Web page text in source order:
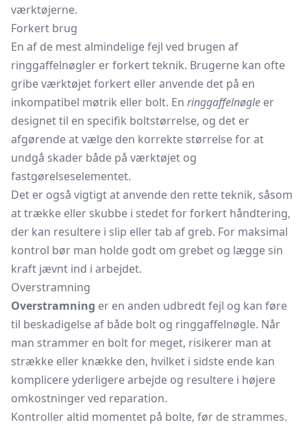
værktøjerne.
Forkert brug
En af de mest almindelige fejl ved brugen af
ringgaffelnøgler er forkert teknik. Brugerne kan ofte
gribe værktøjet forkert eller anvende det på en
inkompatibel møtrik eller bolt. En ringgaffelnøgle er
designet til en specifik boltstørrelse, og det er
afgørende at vælge den korrekte størrelse for at
undgå skader både på værktøjet og
fastgørelseselementet.
Det er også vigtigt at anvende den rette teknik, såsom
at trække eller skubbe i stedet for forkert håndtering,
der kan resultere i slip eller tab af greb. For maksimal
kontrol bør man holde godt om grebet og lægge sin
kraft jævnt ind i arbejdet.
Overstramning
Overstramning er en anden udbredt fejl og kan føre
til beskadigelse af både bolt og ringgaffelnøgle. Når
man strammer en bolt for meget, risikerer man at
strække eller knække den, hvilket i sidste ende kan
komplicere yderligere arbejde og resultere i højere
omkostninger ved reparation.
Kontroller altid momentet på bolte, før de strammes.